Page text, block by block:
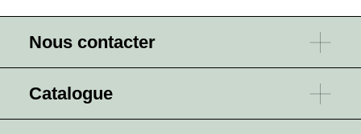
Nous contacter
Catalogue